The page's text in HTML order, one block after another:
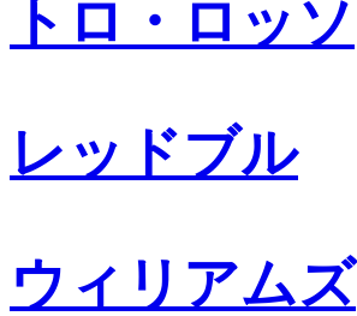
トロ・ロッソ
レッドブル
ウィリアムズ